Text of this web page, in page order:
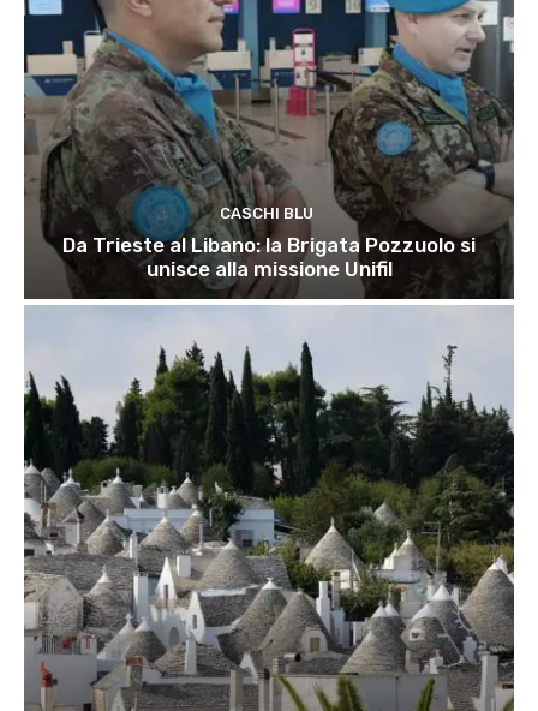
CASCHI BLU
Da Trieste al Libano: la Brigata Pozzuolo si
unisce alla missione Unifil